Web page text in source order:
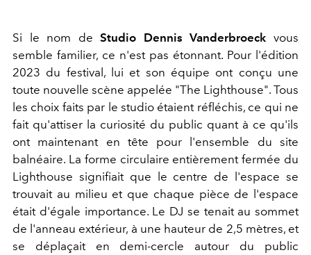
Si le nom deStudio Dennis Vanderbroeck vous
semble familier, ce n'est pas étonnant. Pour l'édition
2023 du festival, lui et son équipe ont conçu une
toute nouvelle scène appelée "The Lighthouse". Tous
les choix faits par le studio étaient réfléchis, ce qui ne
fait qu'attiser la curiosité du public quant à ce qu'ils
ont maintenant en tête pour l'ensemble du site
balnéaire. La forme circulaire entièrement fermée du
Lighthouse signifiait que le centre de l'espace se
trouvait au milieu et que chaque pièce de l'espace
était d'égale importance. Le DJ se tenait au sommet
de l'anneau extérieur, à une hauteur de 2,5 mètres, et
se déplaçait en demi-cercle autour du public